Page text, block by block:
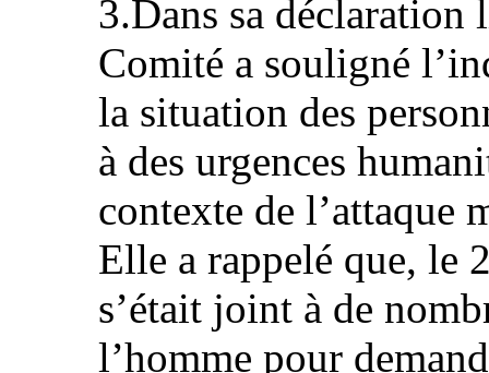
3.Dans sa
Comité a souligné
la situation des
à des urgences
contexte de l’attaque
Elle a rappelé que, le
s’était joint à de
l’homme pour